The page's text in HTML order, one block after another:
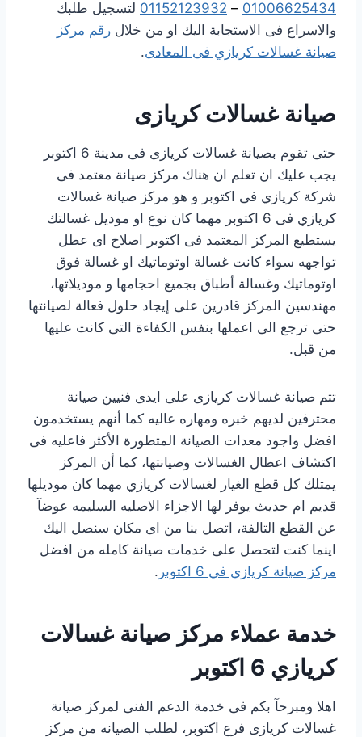
01006625434
–
01152123932 لتسجيل طلبك
والاسراع فى الاستجابة اليك او من خلال رقم مركز
صيانة غسالات كريازي فى المعادى.
صيانة غسالات كريازى
حتى تقوم بصيانة غسالات كريازى فى مدينة 6 اكتوبر
يجب عليك ان تعلم ان هناك مركز صيانة معتمد فى
شركة كريازي فى اكتوبر و هو مركز صيانة غسالات
كريازي فى 6 اكتوبر مهما كان نوع او موديل غسالتك
يستطيع المركز المعتمد فى اكتوبر اصلاح اى عطل
تواجهه سواء كانت غسالة اوتوماتيك او غسالة فوق
اوتوماتيك وغسالة أطباق بجميع احجامها و موديلاتها،
مهندسين المركز قادرين على إيجاد حلول فعالة لصيانتها
حتى ترجع الى اعملها بنفس الكفاءة التى كانت عليها
من قبل.
تتم صيانة غسالات كريازى على ايدى فنيين صيانة
محترفين لديهم خبره ومهاره عاليه كما أنهم يستخدمون
افضل واجود معدات الصيانة المتطورة الأكثر فاعليه فى
اكتشاف اعطال الغسالات وصيانتها، كما أن المركز
يمتلك كل قطع الغيار لغسالات كريازي مهما كان موديلها
قديم ام حديث يوفر لها الاجزاء الاصليه السليمه عوضآ
عن القطع التالفة، اتصل بنا من اى مكان سنصل اليك
اينما كنت لتحصل على خدمات صيانة كامله من افضل
مركز صيانة كريازي في 6 اكتوبر
.
خدمة عملاء مركز صيانة غسالات
كريازي 6 اكتوبر
اهلا ومبرحآ بكم فى خدمة الدعم الفنى لمركز صيانة
غسالات كريازى فرع اكتوبر، لطلب الصيانه من مركز